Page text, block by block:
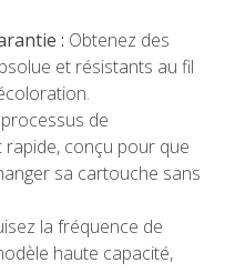
: Obtenez des
et résistants au fil
de
conçu pour que
sa cartouche sans
la fréquence de
haute capacité,